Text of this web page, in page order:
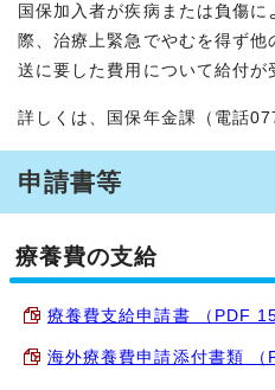
国保加入者が疾病または負傷
際、治療上緊急でやむを得ず
送に要した費用について給付が
詳しくは、国保年金課（電話
申請書等
療養費の支給
療養費支給申請書 （PDF
海外療養費申請添付書類 （